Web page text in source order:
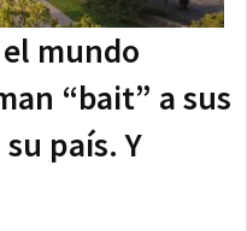
mundo
“bait” a sus
país. Y